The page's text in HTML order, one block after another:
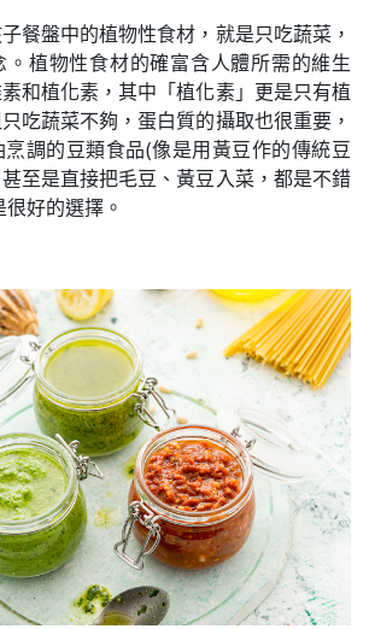
餐盤中的植物性食材，就是只吃蔬菜，
植物性食材的確富含人體所需的維生
和植化素，其中「植化素」更是只有植
吃蔬菜不夠，蛋白質的攝取也很重要，
調的豆類食品(像是用黃豆作的傳統豆
至是直接把毛豆、黃豆入菜，都是不錯
好的選擇。